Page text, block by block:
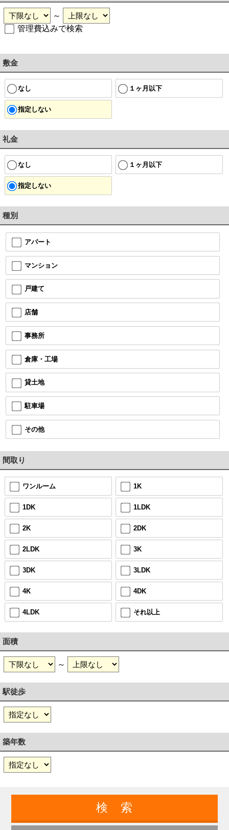
～
管理費込みで検索
敷金
なし １ヶ月以下
指定しない
礼金
なし １ヶ月以下
指定しない
種別
アパート
マンション
戸建て
店舗
事務所
倉庫・工場
貸土地
駐車場
その他
間取り
ワンルーム 1K
1DK 1LDK
2K 2DK
2LDK 3K
3DK 3LDK
4K 4DK
4LDK それ以上
面積
～
駅徒歩
築年数